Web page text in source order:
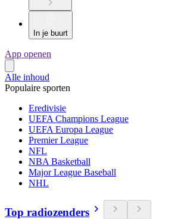
In je buurt
App openen
Alle inhoud
Populaire sporten
Eredivisie
UEFA Champions League
UEFA Europa League
Premier League
NFL
NBA Basketball
Major League Baseball
NHL
Top radiozenders